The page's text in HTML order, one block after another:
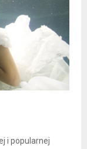
i popularnej